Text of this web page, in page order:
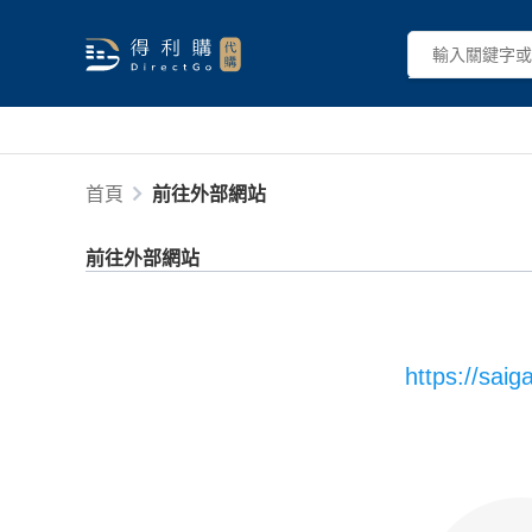
首頁 前往外部網站
前往外部網站
https://